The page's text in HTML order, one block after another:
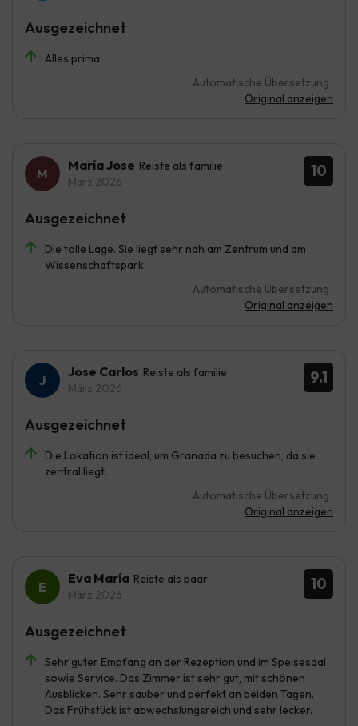
Alles prima
Automatische Übersetzung
Original anzeigen
Ausgezeichnet
10
María Jose Reiste als familie
März 2026
Die tolle Lage. Sie liegt sehr nah am Zentrum und am
Wissenschaftspark.
Automatische Übersetzung
Original anzeigen
Ausgezeichnet
9.1
Jose Carlos Reiste als familie
März 2026
Die Lokation ist ideal, um Granada zu besuchen, da sie
zentral liegt.
Automatische Übersetzung
Original anzeigen
Ausgezeichnet
10
Eva María Reiste als paar
März 2026
Sehr guter Empfang an der Rezeption und im Speisesaal
sowie Service. Das Zimmer ist sehr gut, mit schönen
Ausblicken. Sehr sauber und perfekt an beiden Tagen.
Das Frühstück ist abwechslungsreich und sehr lecker.
Ausgezeichnet